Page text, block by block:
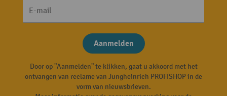
E-mail
Aanmelden
Door op "Aanmelden" te klikken, gaat u akkoord met het
ontvangen van reclame van Jungheinrich PROFISHOP in de
vorm van nieuwsbrieven.